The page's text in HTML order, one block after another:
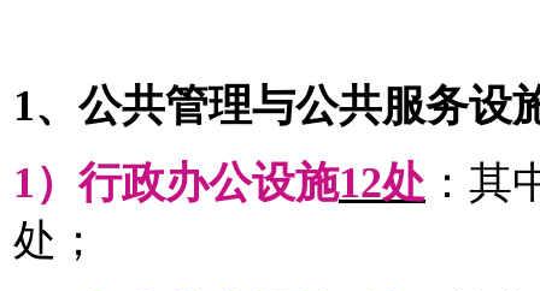
1、公共管理与公共服务设
1）行政办公设施12处 ：其
处；